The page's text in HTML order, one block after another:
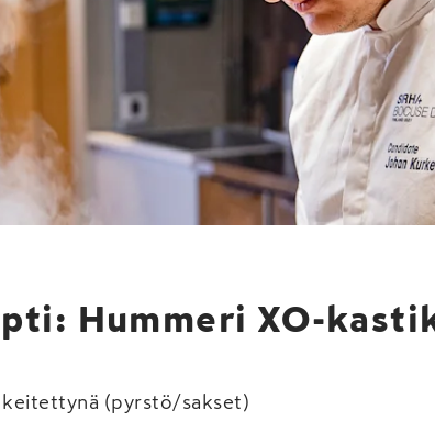
Hummeri XO-
keitettynä (pyrstö/sakset)